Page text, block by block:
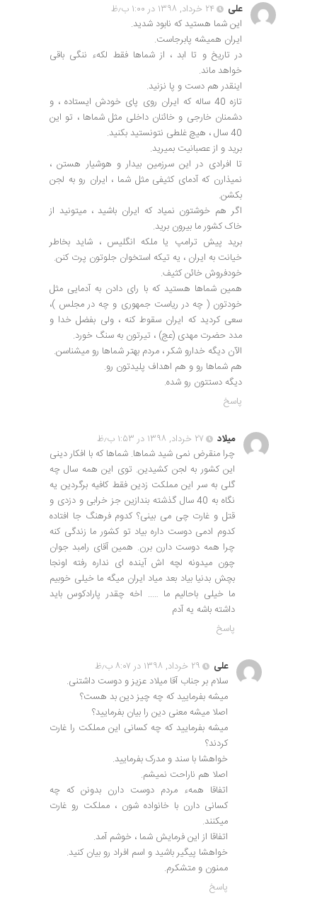
علی
۲۴ خرداد, ۱۳۹۸ در ۱:۰۰ ب٫ظ
این شما هستید که نابود شدید.
ایران همیشه پابرجاست.
در تاریخ و تا ابد ، از شماها فقط لکهء ننگی باقی
خواهد ماند.
اینقدر هم دست و پا نزنید.
تازه 40 ساله که ایران روی پای خودش ایستاده ، و
دشمنان خارجی و خائنان داخلی مثل شماها ، تو این
40 سال ، هیچ غلطی نتونستید بکنید.
برید و از عصبانیت بمیرید.
تا افرادی در این سرزمین بیدار و هوشیار هستن ،
نمیذارن که آدمای کثیفی مثل شما ، ایران رو به لجن
بکشن.
اگر هم خوشتون نمیاد که ایران باشید ، میتونید از
خاک کشور ما بیرون برید.
برید پیش ترامپ یا ملکه انگلیس ، شاید بخاطر
خیانت به ایران ، یه تیکه استخوان جلوتون پرت کنن.
خودفروش خائن کثیف.
همین شماها هستید که با رای دادن به آدمایی مثل
خودتون ( چه در ریاست جمهوری و چه در مجلس )،
سعی کردید که ایران سقوط کنه ، ولی بفضل خدا و
مدد حضرت مهدی (عج) ، تیرتون به سنگ خورد.
الآن دیگه خدارو شکر ، مردم بهتر شماها رو میشناسن.
هم شماها رو و هم اهداف پلیدتون رو.
دیگه دستتون رو شده.
پاسخ
میلاد
۲۷ خرداد, ۱۳۹۸ در ۱:۵۳ ب٫ظ
چرا منقرض نمی شید شماها. شماها که با افکار دینی
این کشور به لجن کشیدین. توی این همه سال چه
گلی به سر این مملکت زدین فقط کافیه برگردین یه
نگاه به 40 سال گذشته بندازین جز خرابی و دزدی و
قتل و غارت چی می بینی؟ کدوم فرهنگ جا افتاده
کدوم ادمی دوست داره بیاد تو کشور ما زندگی کنه
چرا همه دوست دارن برن. همین آقای رامبد جوان
چون میدونه لچه اش آینده ای نداره رفته اونجا
بچش بدنیا بیاد بعد میاد ایران میگه ما خیلی خوبیم
ما خیلی باحالیم ما ….. اخه چقدر پارادکوس باید
داشته باشه یه آدم
پاسخ
علی
۲۹ خرداد, ۱۳۹۸ در ۸:۰۷ ب٫ظ
سلام بر جناب آقا میلاد عزیز و دوست داشتنی.
میشه بفرمایید که چه چیز دین بد هست؟
اصلا میشه معنی دین را بیان بفرمایید؟
میشه بفرمایید که چه کسانی این مملکت را غارت
کردند؟
خواهشا با سند و مدرک بفرمایید.
اصلا هم ناراحت نمیشم.
اتفاقا همهء مردم دوست دارن بدونن که چه
کسانی دارن با خانواده شون ، مملکت رو غارت
میکنند.
اتفاقا از این فرمایش شما ، خوشم آمد.
خواهشا پیگیر باشید و اسم افراد رو بیان کنید.
ممنون و متشکرم.
پاسخ